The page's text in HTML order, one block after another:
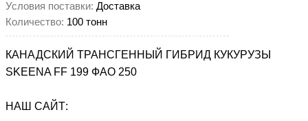
Условия поставки: Доставка
Количество: 100 тонн
КАНАДСКИЙ ТРАНСГЕННЫЙ ГИБРИД КУКУРУЗЫ
SKEENA FF 199 ФАО 250
НАШ САЙТ: